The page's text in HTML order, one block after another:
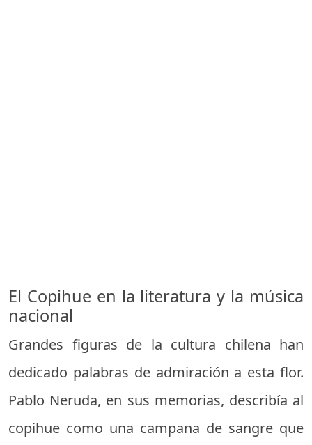
El Copihue en la literatura y la música
nacional
Grandes figuras de la cultura chilena han
dedicado palabras de admiración a esta flor.
Pablo Neruda, en sus memorias, describía al
copihue como una campana de sangre que